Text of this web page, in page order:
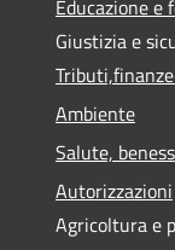
Educazione e
Giustizia e
Ambiente
Salute,
Autorizzazioni
Agricoltura e